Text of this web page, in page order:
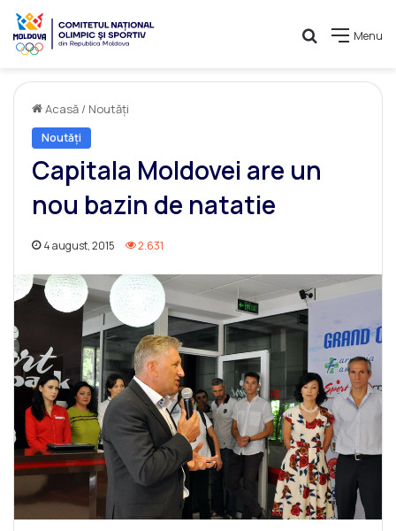
Menu
Caută
Acasă / Noutăți
Noutăți
Capitala Moldovei are un
nou bazin de natatie
4 august, 2015 2.631